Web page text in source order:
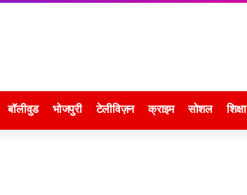
बॉलीवुड भोजपुरी टेलीविज़न क्राइम सोशल शिक्षा